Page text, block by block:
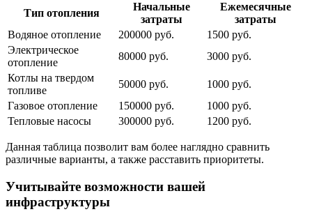
Тип отопления
Начальные
затраты
Ежемесячные
затраты
Водяное отопление
200000 руб.
1500 руб.
Электрическое
отопление
80000 руб.
3000 руб.
Котлы на твердом
топливе
50000 руб.
1000 руб.
Газовое отопление
150000 руб.
1000 руб.
Тепловые насосы
300000 руб. 1200 руб.
Данная таблица позволит вам более наглядно сравнить
различные варианты, а также расставить приоритеты.
Учитывайте возможности вашей
инфраструктуры